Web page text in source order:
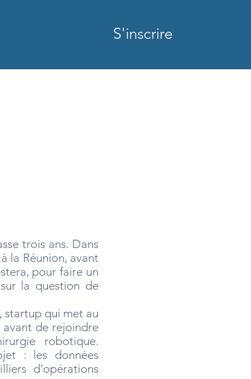
S'inscrire
trois ans. Dans
la Réunion, avant
pour faire un
la question de
startup qui met au
avant de rejoindre
robotique.
: les données
d'opérations